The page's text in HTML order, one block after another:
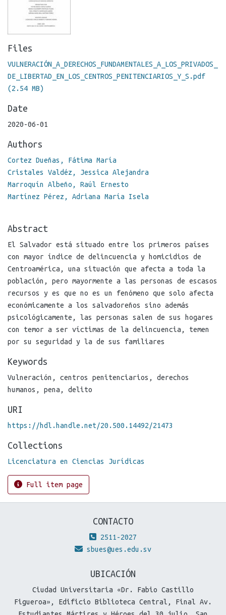
Files
VULNERACIÓN_A_DERECHOS_FUNDAMENTALES_A_LOS_PRIVADOS_
DE_LIBERTAD_EN_LOS_CENTROS_PENITENCIARIOS_Y_S.pdf
(2.54 MB)
Date
2020-06-01
Authors
Cortez Dueñas, Fátima María
Cristales Valdéz, Jessica Alejandra
Marroquín Albeño, Raúl Ernesto
Martínez Pérez, Adriana María Isela
Abstract
El Salvador está situado entre los primeros países
con mayor índice de delincuencia y homicidios de
Centroamérica, una situación que afecta a toda la
población, pero mayormente a las personas de escasos
recursos y es que no es un fenómeno que solo afecta
económicamente a los salvadoreños sino además
psicológicamente, las personas salen de sus hogares
con temor a ser víctimas de la delincuencia, temen
por su seguridad y la de sus familiares
Keywords
Vulneración , centros penitenciarios , derechos
humanos , pena , delito
URI
https://hdl.handle.net/20.500.14492/21473
Collections
Licenciatura en Ciencias Jurídicas
Full item page
CONTACTO
2511-2027
sbues@ues.edu.sv
UBICACIÓN
Ciudad Universitaria «Dr. Fabio Castillo
Figueroa», Edificio Biblioteca Central, Final Av.